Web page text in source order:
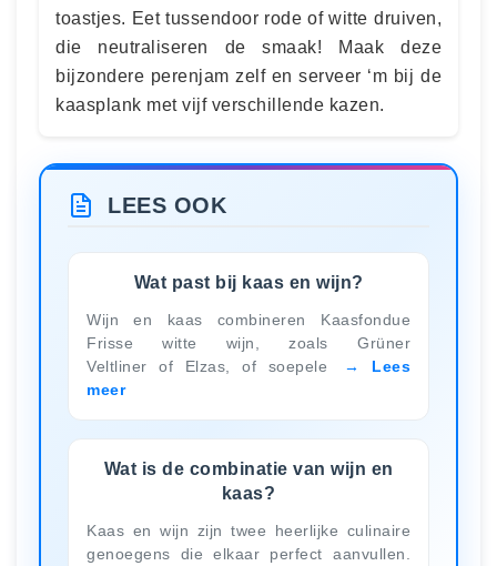
toastjes. Eet tussendoor rode of witte druiven,
die neutraliseren de smaak! Maak deze
bijzondere perenjam zelf en serveer ‘m bij de
kaasplank met vijf verschillende kazen.
LEES OOK
Wat past bij kaas en wijn?
Wijn en kaas combineren Kaasfondue
Frisse witte wijn, zoals Grüner
Veltliner of Elzas, of soepele
Lees
meer
Wat is de combinatie van wijn en
kaas?
Kaas en wijn zijn twee heerlijke culinaire
genoegens die elkaar perfect aanvullen.